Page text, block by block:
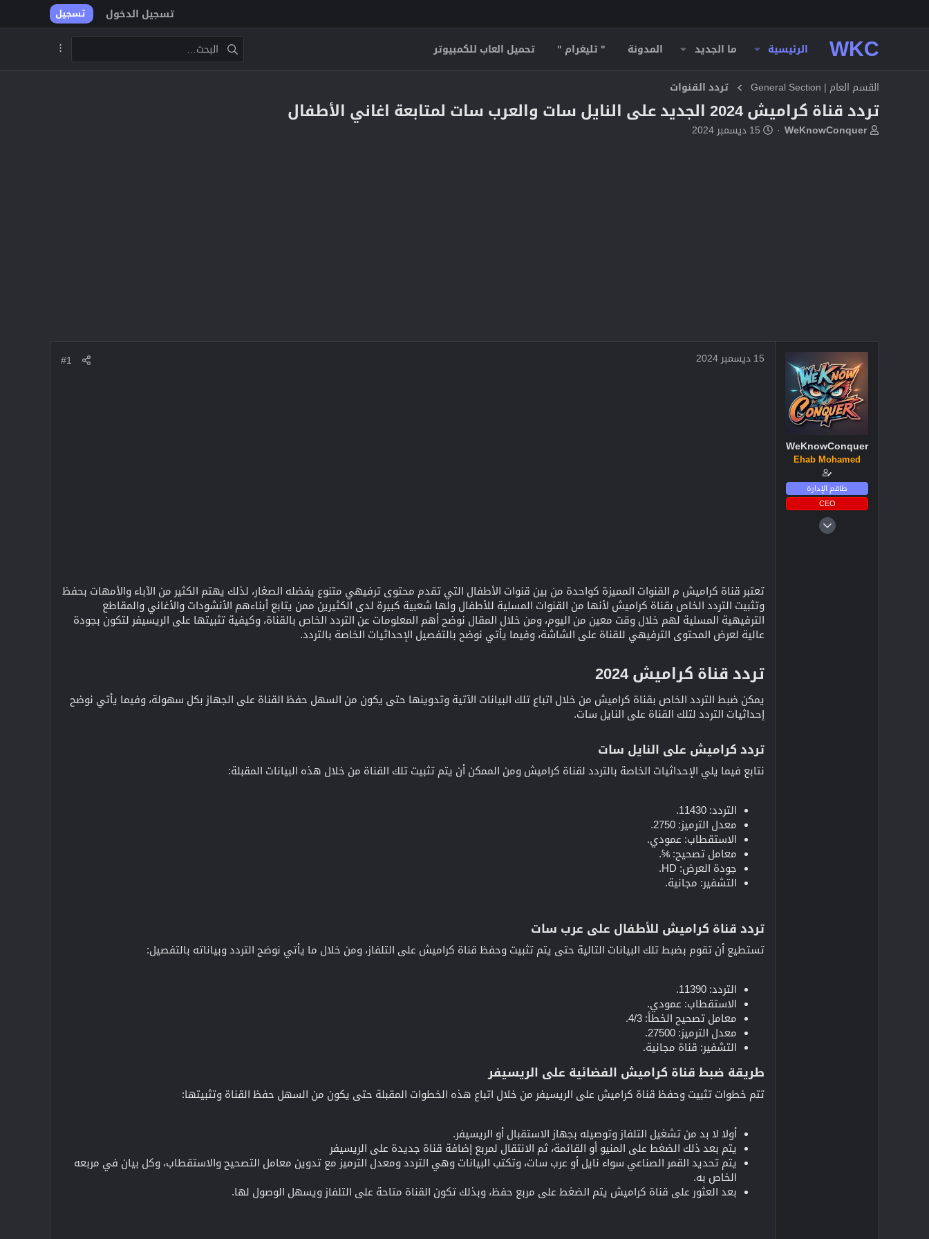
تسجيل الدخول تسجيل
WKC الرئيسية ما الجديد المدونة " تليغرام " تحميل العاب للكمبيوتر
القسم العام | General Section تردد القنوات
تردد قناة كراميش 2024 الجديد على النايل سات والعرب سات لمتابعة اغاني الأطفال
بWeKnowConquer
ت15 ديسمبر 2024
WeKnowConquer
Ehab Mohamed
طاقم الإدارة
CEO
15 ديسمبر 2024 #1
تعتبر قناة كراميش م القنوات المميزة كواحدة من بين قنوات الأطفال التي تقدم محتوى ترفيهي متنوع يفضله الصغار، لذلك يهتم الكثير من الآباء والأمهات بحفظ
وتثبيت التردد الخاص بقناة كراميش لأنها من القنوات المسلية للأطفال ولها شعبية كبيرة لدى الكثيرين ممن يتابع أبناءهم الأنشودات والأغاني والمقاطع
الترفيهية المسلية لهم خلال وقت معين من اليوم، ومن خلال المقال نوضح أهم المعلومات عن التردد الخاص بالقناة، وكيفية تثبيتها على الريسيفر لتكون بجودة
عالية لعرض المحتوى الترفيهي للقناة على الشاشة، وفيما يأتي نوضح بالتفصيل الإحداثيات الخاصة بالتردد.
تردد قناة كراميش 2024​
يمكن ضبط التردد الخاص بقناة كراميش من خلال اتباع تلك البيانات الآتية وتدوينها حتى يكون من السهل حفظ القناة على الجهاز بكل سهولة، وفيما يأتي نوضح
إحداثيات التردد لتلك القناة على النايل سات.
تردد كراميش على النايل سات​
نتابع فيما يلي الإحداثيات الخاصة بالتردد لقناة كراميش ومن الممكن أن يتم تثبيت تلك القناة من خلال هذه البيانات المقبلة:
التردد: 11430.
معدل الترميز: 2750.
الاستقطاب: عمودي.
معامل تصحيح: ⅚.
جودة العرض: HD.
التشفير: مجانية.
تردد قناة كراميش للأطفال على عرب سات​
تستطيع أن تقوم بضبط تلك البيانات التالية حتى يتم تثبيت وحفظ قناة كراميش على التلفاز، ومن خلال ما يأتي نوضح التردد وبياناته بالتفصيل:
التردد: 11390.
الاستقطاب: عمودي.
معامل تصحيح الخطأ: 4/3.
معدل الترميز: 27500.
التشفير: قناة مجانية.
طريقة ضبط قناة كراميش الفضائية على الريسيفر​
تتم خطوات تثبيت وحفظ قناة كراميش على الريسيفر من خلال اتباع هذه الخطوات المقبلة حتى يكون من السهل حفظ القناة وتثبيتها:
أولا لا بد من تشغيل التلفاز وتوصيله بجهاز الاستقبال أو الريسيفر.
يتم بعد ذلك الضغط على المنيو أو القائمة، ثم الانتقال لمربع إضافة قناة جديدة على الريسيفر
يتم تحديد القمر الصناعي سواء نايل أو عرب سات، وتكتب البيانات وهي التردد ومعدل الترميز مع تدوين معامل التصحيح والاستقطاب، وكل بيان في مربعه
الخاص به.
بعد العثور على قناة كراميش يتم الضغط على مربع حفظ، وبذلك تكون القناة متاحة على التلفاز ويسهل الوصول لها.